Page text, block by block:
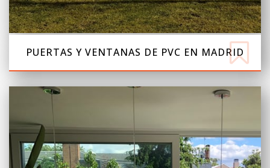
PUERTAS Y VENTANAS DE PVC EN MADRID